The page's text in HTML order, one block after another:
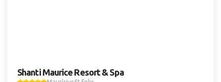
Shanti Maurice Resort & Spa